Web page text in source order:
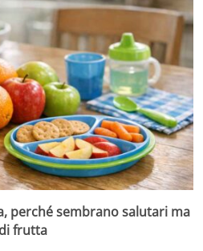
perché sembrano salutari ma
frutta